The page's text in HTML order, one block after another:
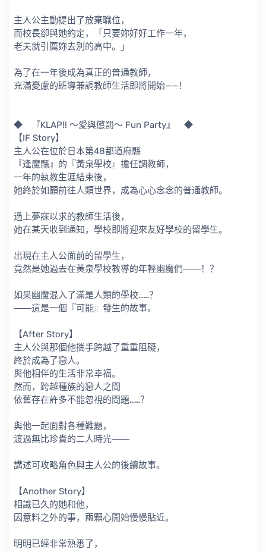
主人公主動提出了放棄職位，
而校長卻與她約定，「只要妳好好工作一年，
老夫就引薦妳去別的高中。」
為了在一年後成為真正的普通教師，
充滿憂慮的班導兼調教師生活即將開始——！
◆ 『KLAP!! ～愛與懲罰～ Fun Party』 ◆
【IF Story】
主人公在位於日本第48都道府縣
『逢魔縣』的『黃泉學校』擔任調教師，
一年的執教生涯結束後，
她終於如願前往人類世界，成為心心念念的普通教師。
過上夢寐以求的教師生活後，
她在某天收到通知，學校即將迎來友好學校的留學生。
出現在主人公面前的留學生，
竟然是她過去在黃泉學校教導的年輕幽魔們――！？
如果幽魔混入了滿是人類的學校……？
――這是一個『可能』發生的故事。
【After Story】
主人公與那個他攜手跨越了重重阻礙，
終於成為了戀人。
與他相伴的生活非常幸福。
然而，跨越種族的戀人之間
依舊存在許多不能忽視的問題……？
與他一起面對各種難題，
渡過無比珍貴的二人時光――
講述可攻略角色與主人公的後續故事。
【Another Story】
相識已久的她和他，
因意料之外的事，兩顆心開始慢慢貼近。
明明已經非常熟悉了，